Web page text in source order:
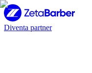
Diventa partner